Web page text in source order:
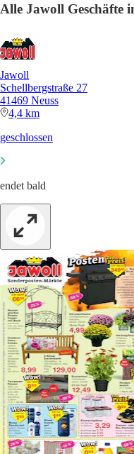
Alle Jawoll Geschäfte
Jawoll
Schellbergstraße 27
41469 Neuss
4,4 km
geschlossen
endet bald